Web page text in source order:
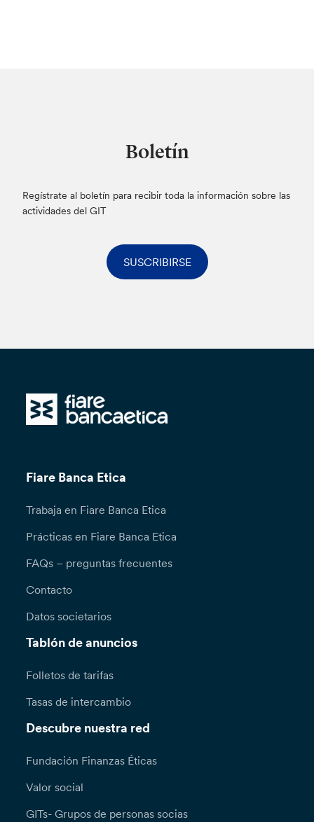
Boletín
Regístrate al boletín para recibir toda la información sobre las
actividades del GIT
SUSCRIBIRSE
Fiare Banca Etica
Trabaja en Fiare Banca Etica
Prácticas en Fiare Banca Etica
FAQs – preguntas frecuentes
Contacto
Datos societarios
Tablón de anuncios
Folletos de tarifas
Tasas de intercambio
Descubre nuestra red
Fundación Finanzas Éticas
Valor social
GITs- Grupos de personas socias